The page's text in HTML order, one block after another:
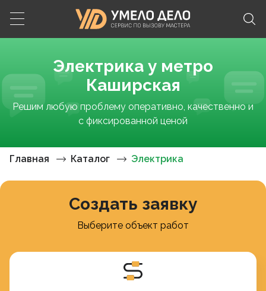
Электрика у метро
Каширская
Решим любую проблему оперативно, качественно и
с фиксированной ценой
Главная Каталог Электрика
Создать заявку
Выберите объект работ